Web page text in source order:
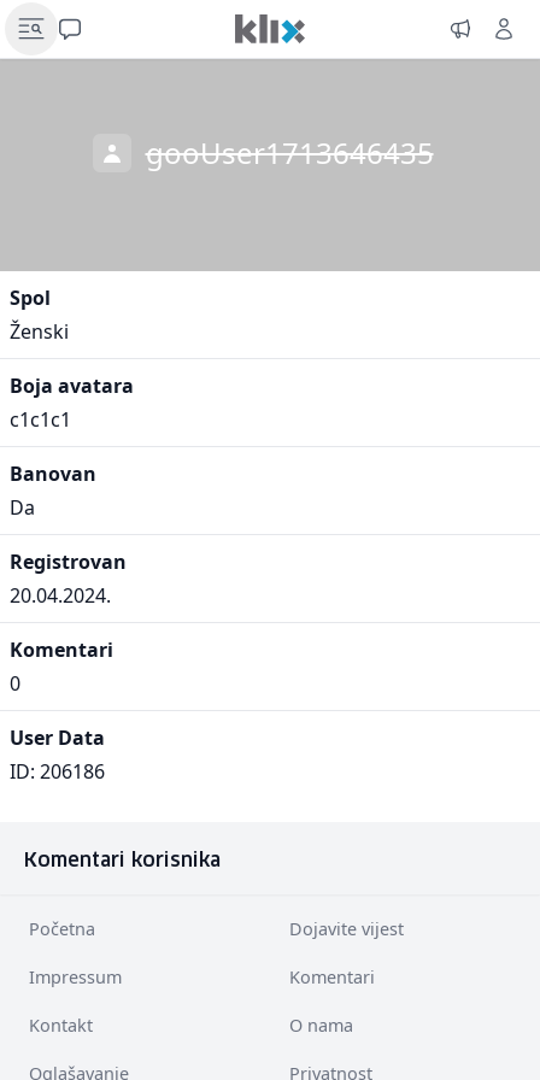
gooUser1713646435
Spol
Ženski
Boja avatara
c1c1c1
Banovan
Da
Registrovan
20.04.2024.
Komentari
0
User Data
ID: 206186
Komentari korisnika
Početna Dojavite vijest
Impressum Komentari
Kontakt O nama
Oglašavanje Privatnost